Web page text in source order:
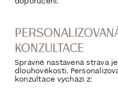
KONZULTACE
Správně nastavená strava
dlouhověkosti.
konzultace vychází z: